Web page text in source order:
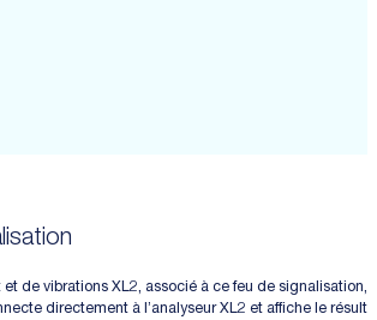
et de vibrations XL2, associé à ce feu de
directement à l’analyseur XL2 et affiche le